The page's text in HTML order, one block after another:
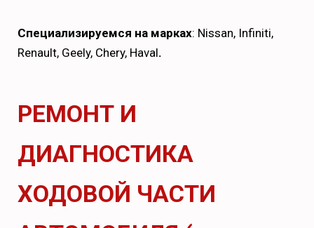
Специализируемся на марках: Nissan, Infiniti,
Renault, Geely, Chery, Haval.
РЕМОНТ И
ДИАГНОСТИКА
ХОДОВОЙ ЧАСТИ